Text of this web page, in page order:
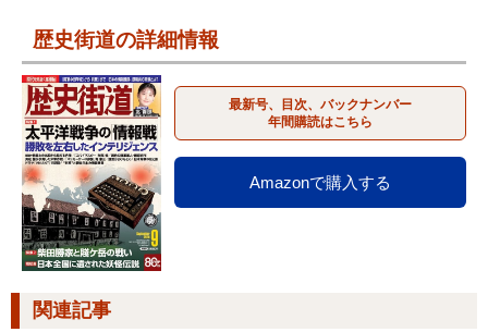
歴史街道の詳細情報
最新号、目次、バックナンバー
年間購読はこちら
Amazonで購入する
関連記事